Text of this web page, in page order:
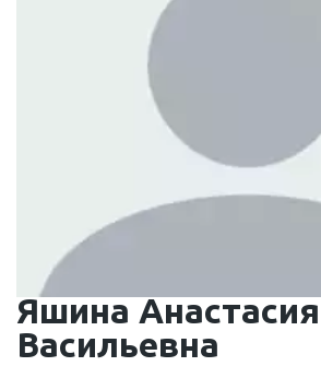
Яшина Анастасия
Васильевна